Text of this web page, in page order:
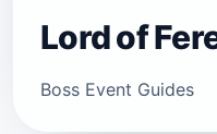
Lord of
Boss Event Guides